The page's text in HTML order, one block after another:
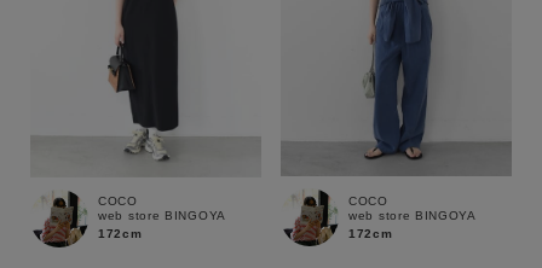
COCO
web store BINGOYA
172cm
COCO
web store BINGOYA
172cm